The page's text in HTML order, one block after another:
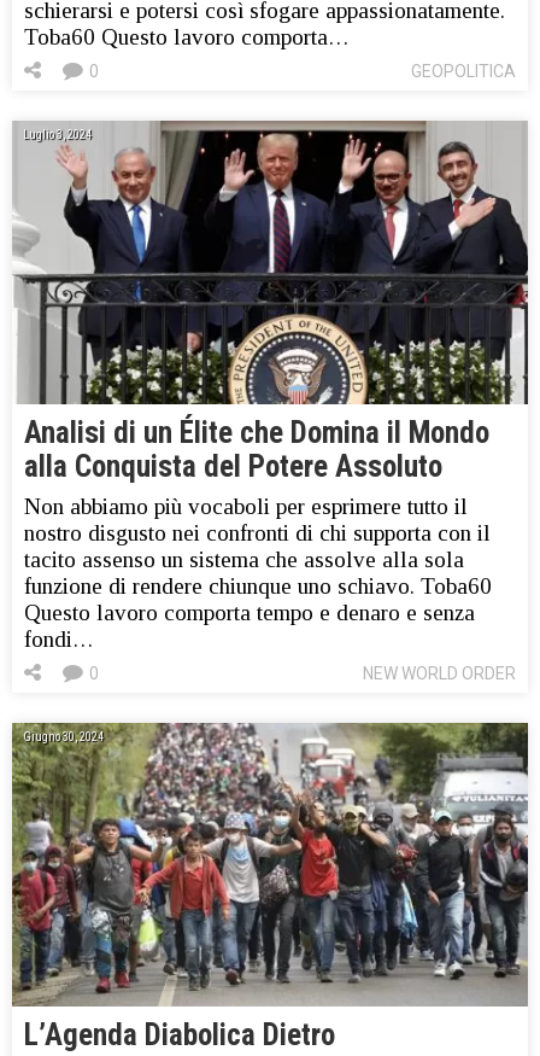
schierarsi e potersi così sfogare appassionatamente.
Toba60 Questo lavoro comporta…
GEOPOLITICA
0
Luglio 3, 2024
Analisi di un Élite che Domina il Mondo
alla Conquista del Potere Assoluto
Non abbiamo più vocaboli per esprimere tutto il
nostro disgusto nei confronti di chi supporta con il
tacito assenso un sistema che assolve alla sola
funzione di rendere chiunque uno schiavo. Toba60
Questo lavoro comporta tempo e denaro e senza
fondi…
NEW WORLD ORDER
0
Giugno 30, 2024
L’Agenda Diabolica Dietro